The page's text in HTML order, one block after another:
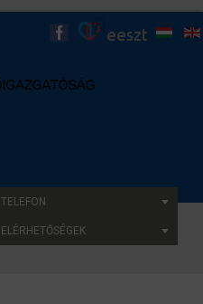
TELEFON
ELÉRHETŐSÉGEK